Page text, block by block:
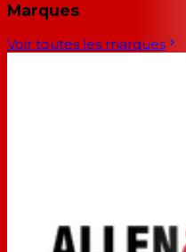
Marques
Voir toutes les marques